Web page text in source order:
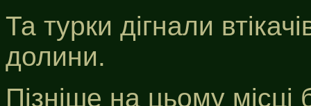
Та турки дігнали
долини.
Пізніше на цьому